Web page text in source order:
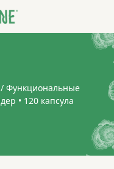
/ Функциональные
• 120 капсула